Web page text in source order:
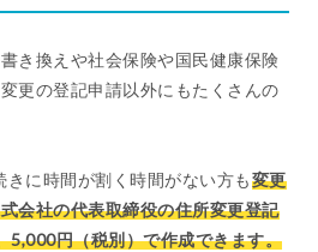
き換えや社会保険や国民健康保険
更の登記申請以外にもたくさんの
きに時間が割く時間がない方も変更
会社の代表取締役の住所変更登記
5,000円（税別）で作成できます。